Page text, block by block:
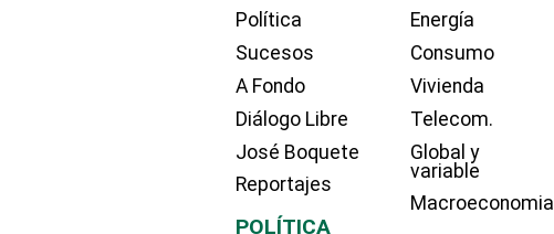
Política
Sucesos
A Fondo
Diálogo Libre
José Boquete
Reportajes
POLÍTICA
Energía
Consumo
Vivienda
Telecom.
Global y
variable
Macroeconomia